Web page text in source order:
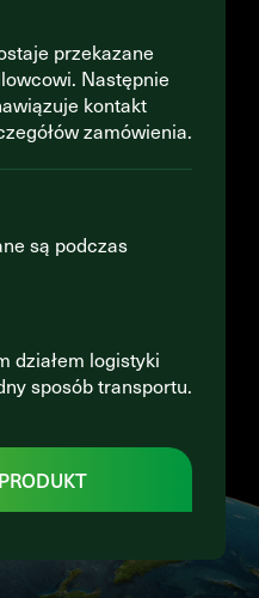
przekazane
Następnie
kontakt
zamówienia.
są podczas
działem logistyki
sposób transportu.